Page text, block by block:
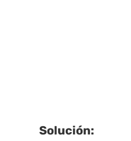
Solución: